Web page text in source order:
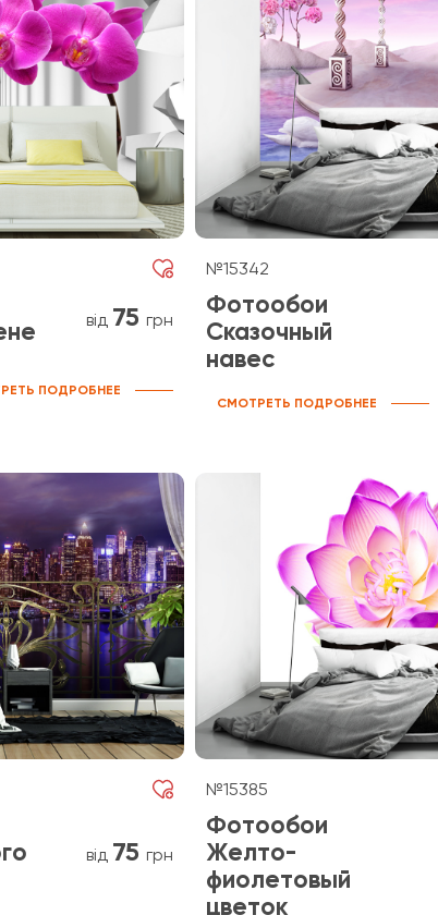
від 75 грн
ПОДРОБНЕЕ
№15342
Фотообои
Сказочный
навес
СМОТРЕТЬ ПОДРОБНЕЕ
від 75 грн
№15385
Фотообои
Желто-
фиолетовый
цветок